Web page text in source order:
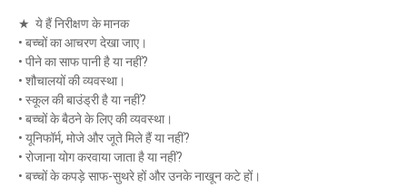
★ ये हैं निरीक्षण के मानक
• बच्चों का आचरण देखा जाए।
• पीने का साफ पानी है या नहीं?
• शौचालयों की व्यवस्था।
• स्कूल की बाउंड्री है या नहीं?
• बच्चों के बैठने के लिए की व्यवस्था।
• यूनिफॉर्म, मोजे और जूते मिले हैं या नहीं?
• रोजाना योग करवाया जाता है या नहीं?
• बच्चों के कपड़े साफ-सुथरे हों और उनके नाखून कटे हों।